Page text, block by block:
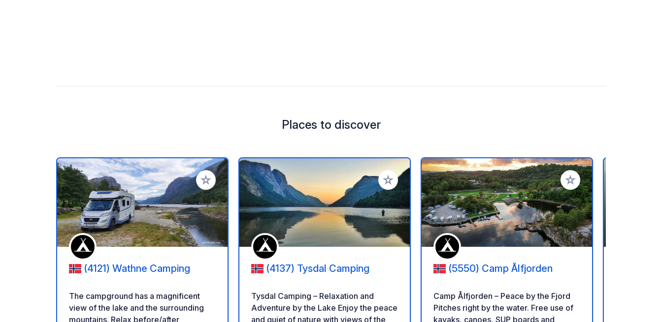
Places to discover
Add to your favorites
(4121) Wathne Camping
The campground has a magnificent
view of the lake and the surrounding
mountains. Relax before/after
Add to your favorites
(4137) Tysdal Camping
Tysdal Camping – Relaxation and
Adventure by the Lake Enjoy the peace
and quiet of nature with views of the
Add to your favorites
(5550) Camp Ålfjorden
Camp Ålfjorden – Peace by the Fjord
Pitches right by the water. Free use of
kayaks, canoes, SUP boards and